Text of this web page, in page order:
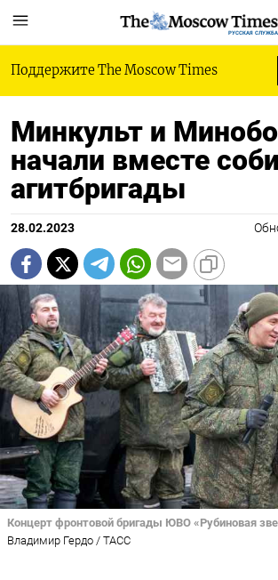
РУССКАЯ СЛУЖБА
Поддержите The Moscow Times
Минкульт и
начали вместе
агитбригады
28.02.2023
Концерт фронтовой бригады ЮВО «Рубиновая
Владимир Гердо / ТАСС